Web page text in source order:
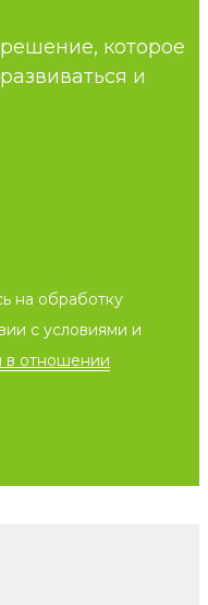
которое
и
на обработку
с условиями и
в отношении